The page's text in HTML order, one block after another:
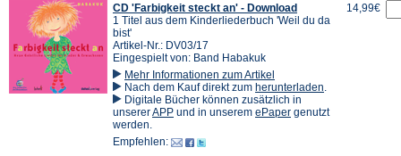
CD 'Farbigkeit steckt an' - Download
1 Titel aus dem Kinderliederbuch 'Weil du da
bist'
Artikel-Nr.: DV03/17
Eingespielt von: Band Habakuk
Mehr Informationen zum Artikel
Nach dem Kauf direkt zum herunterladen
einem
Digitale Bücher können zusätzlich in
unsererAPP(Öffnet
einem
neuen
und in unserem ePaper(Öffnet
genutzt
werden.
Empfehlen:
14,99€